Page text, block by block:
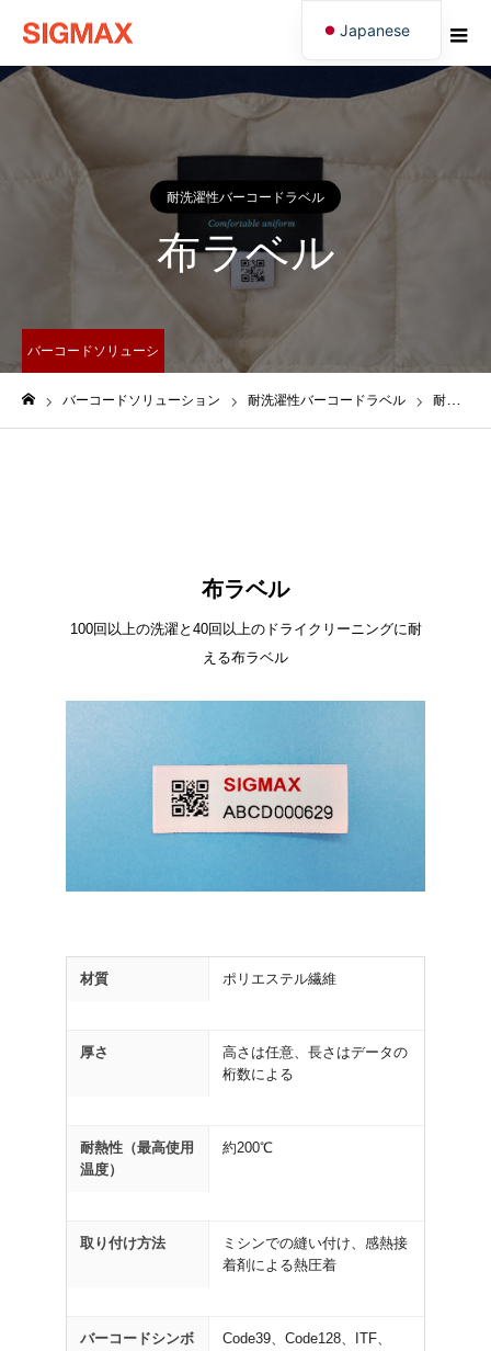
耐洗濯性バーコードラベル
布ラベル
バーコードソリューシ
ョン
バーコードソリューション 耐洗濯性バーコードラベル 耐熱性バーコードラベル
布ラベル
100回以上の洗濯と40回以上のドライクリーニングに耐
える布ラベル
材質 ポリエステル繊維
厚さ
高さは任意、長さはデータの
桁数による
耐熱性（最高使用
温度）
約200℃
取り付け方法
ミシンでの縫い付け、感熱接
着剤による熱圧着
バーコードシンボ
Code39、Code128、ITF、
Japanese
English